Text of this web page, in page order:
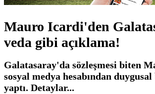
Mauro Icardi'den
veda gibi açıklama!
Galatasaray'da sözleşmesi biten
sosyal medya hesabından
yaptı. Detaylar...